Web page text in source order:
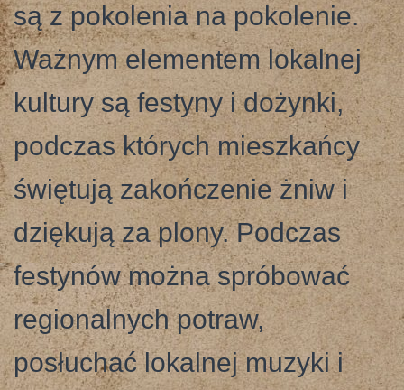
są z pokolenia na pokolenie.
Ważnym elementem lokalnej
kultury są festyny i dożynki,
podczas których mieszkańcy
świętują zakończenie żniw i
dziękują za plony. Podczas
festynów można spróbować
regionalnych potraw,
posłuchać lokalnej muzyki i